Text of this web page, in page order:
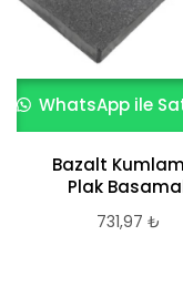
WhatsApp ile
Bazalt
Plak
731,97 ₺